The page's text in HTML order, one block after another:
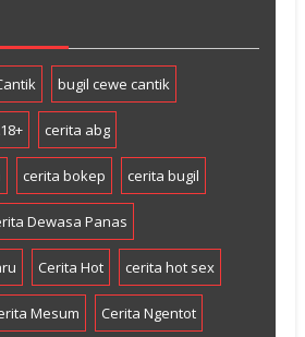
bugil cewe cantik
cerita abg
cerita bokep cerita bugil
Dewasa Panas
Cerita Hot cerita hot sex
Mesum Cerita Ngentot